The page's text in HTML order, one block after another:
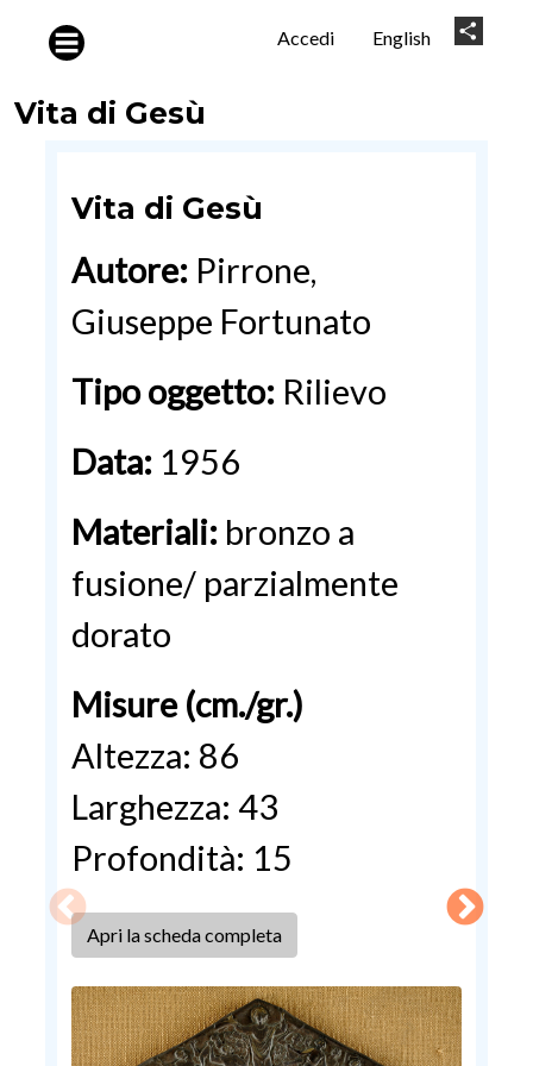
User
Accedi English
Vita di Gesù
Vita di Gesù
Autore: Pirrone,
Giuseppe Fortunato
Tipo oggetto: Rilievo
Data: 1956
Materiali: bronzo a
fusione/ parzialmente
dorato
Misure (cm./gr.)
Altezza: 86
Larghezza: 43
Profondità: 15
Apri la scheda completa